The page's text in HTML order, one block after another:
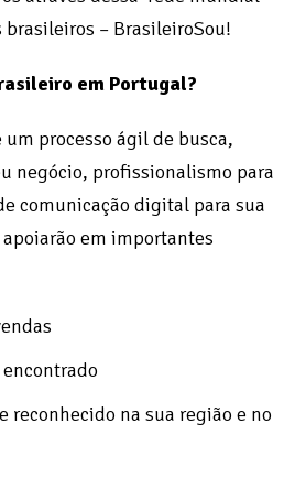
– BrasileiroSou!
em Portugal?
processo ágil de busca,
negócio, profissionalismo para
comunicação digital para sua
em importantes
reconhecido na sua região e no